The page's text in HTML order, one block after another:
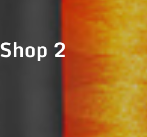
Shop 2